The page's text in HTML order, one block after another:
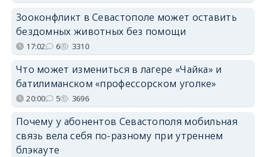
Зооконфликт в Севастополе может оставить
бездомных животных без помощи
17:02 6 3310
Что может измениться в лагере «Чайка» и
батилиманском «профессорском уголке»
20:00 5 3696
Почему у абонентов Севастополя мобильная
связь вела себя по-разному при утреннем
блэкауте